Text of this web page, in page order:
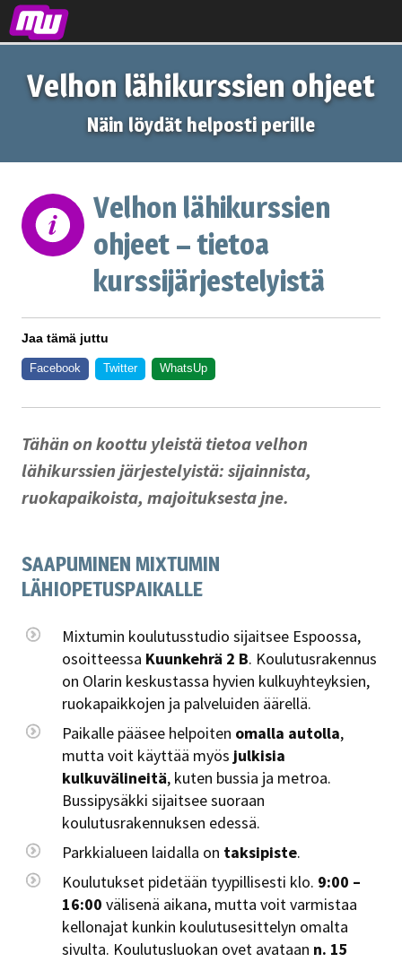
Velhon lähikurssien ohjeet
Näin löydät helposti perille
Velhon lähikurssien
ohjeet – tietoa
kurssijärjestelyistä
Jaa tämä juttu
Facebook Twitter WhatsUp
Tähän on koottu yleistä tietoa velhon
lähikurssien järjestelyistä: sijainnista,
ruokapaikoista, majoituksesta jne.
SAAPUMINEN MIXTUMIN
LÄHIOPETUSPAIKALLE
Mixtumin koulutusstudio sijaitsee Espoossa,
osoitteessa Kuunkehrä 2 B. Koulutusrakennus
on Olarin keskustassa hyvien kulkuyhteyksien,
ruokapaikkojen ja palveluiden äärellä.
Paikalle pääsee helpoiten omalla autolla,
mutta voit käyttää myös julkisia
kulkuvälineitä, kuten bussia ja metroa.
Bussipysäkki sijaitsee suoraan
koulutusrakennuksen edessä.
Parkkialueen laidalla on taksipiste.
Koulutukset pidetään tyypillisesti klo. 9:00 –
16:00 välisenä aikana, mutta voit varmistaa
kellonajat kunkin koulutusesittelyn omalta
sivulta. Koulutusluokan ovet avataan n. 15